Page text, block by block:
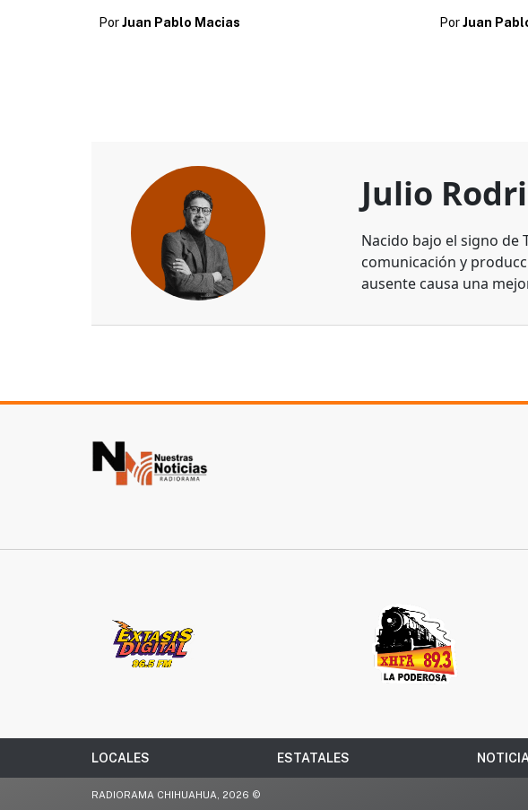
PorJuan Pablo Macias PorJuan
Julio
Nacido bajo el signo de
comunicación y
ausente causa una
LOCALES ESTATALES
RADIORAMA CHIHUAHUA, 2026 ©